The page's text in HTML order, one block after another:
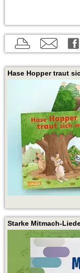
aktuelle
drucken
aktuelle
per
E-
empfehlen
auf
Hase Hopper traut
Starke Mitmach-